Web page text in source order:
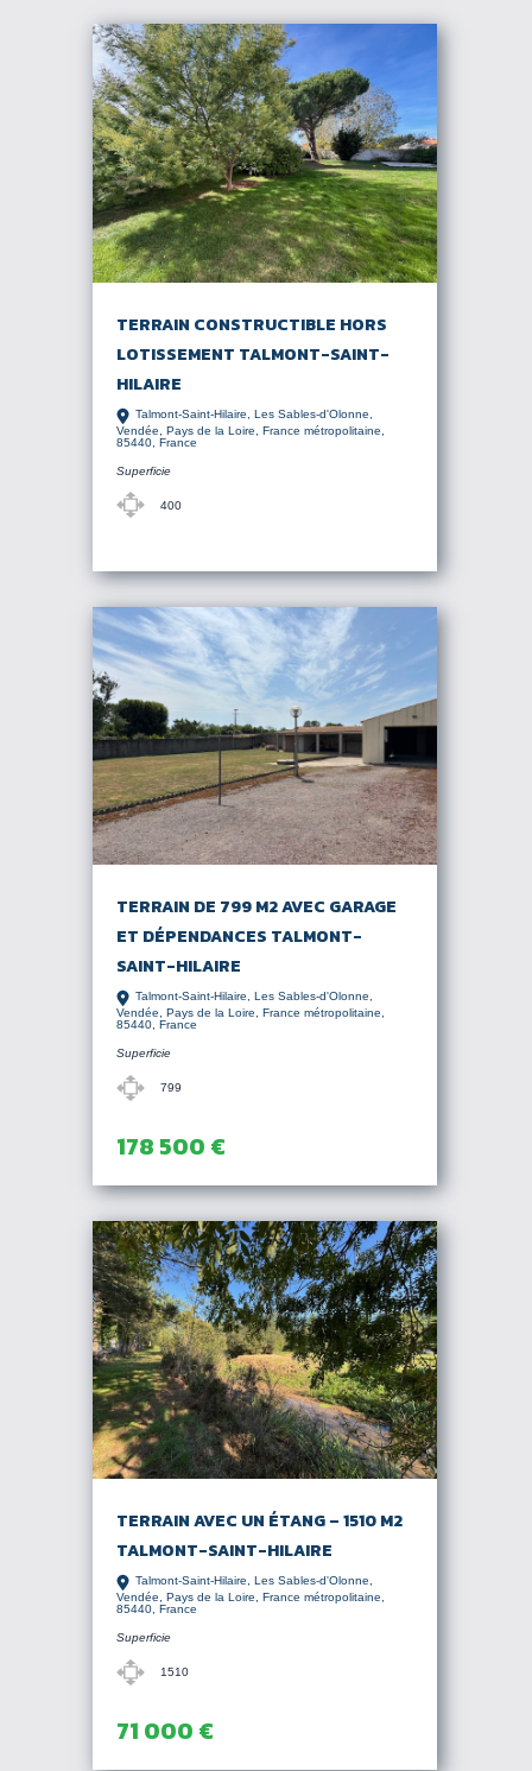
TERRAIN CONSTRUCTIBLE HORS
LOTISSEMENT TALMONT-SAINT-
HILAIRE
Talmont-Saint-Hilaire, Les Sables-d'Olonne,
Vendée, Pays de la Loire, France métropolitaine,
85440, France
Superficie
400
TERRAIN DE 799 M2 AVEC GARAGE
ET DÉPENDANCES TALMONT-
SAINT-HILAIRE
Talmont-Saint-Hilaire, Les Sables-d'Olonne,
Vendée, Pays de la Loire, France métropolitaine,
85440, France
Superficie
799
178 500 €
TERRAIN AVEC UN ÉTANG – 1510 M2
TALMONT-SAINT-HILAIRE
Talmont-Saint-Hilaire, Les Sables-d'Olonne,
Vendée, Pays de la Loire, France métropolitaine,
85440, France
Superficie
1510
71 000 €